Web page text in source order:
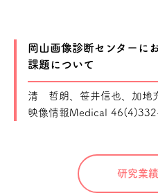
岡山画像診断センターに
課題について
清 哲朗、笹井信也、加地
映像情報Medical
研究業